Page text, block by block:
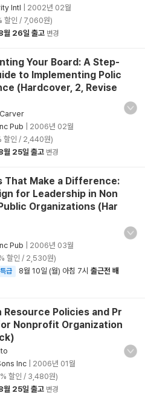
Intl
2002년 02월
할인 / 7,060원)
월 26일 출고 변경
Your Board: A Step-
to Implementing Polic
(Hardcover, 2, Revise
Pub
2006년 02월
할인 / 2,440원)
월 25일 출고 변경
That Make a Difference:
for Leadership in Non
Organizations (Har
Pub
2006년 03월
할인 / 2,530원)
급 8월 10일 (월) 아침 7시 출근전 배
Resource Policies and Pr
Nonprofit Organization
Inc
2006년 01월
할인 / 3,480원)
월 25일 출고 변경